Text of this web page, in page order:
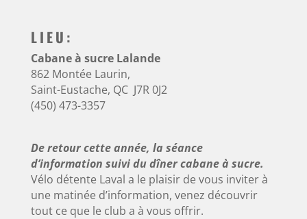
LIEU:
Cabane à sucre Lalande
862 Montée Laurin,
Saint-Eustache, QC J7R 0J2
(450) 473-3357
De retour cette année, la séance
d’information suivi du dîner cabane à sucre.
Vélo détente Laval a le plaisir de vous inviter à
une matinée d’information, venez découvrir
tout ce que le club a à vous offrir.